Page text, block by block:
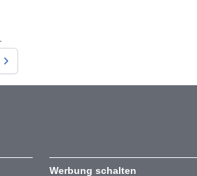
Werbung schalten